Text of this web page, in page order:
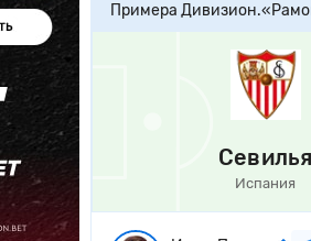
Примера Дивизион.
Севилья
Испания